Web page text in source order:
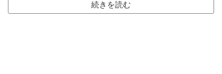
続きを読む